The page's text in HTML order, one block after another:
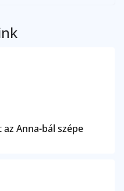
Anna-bál szépe